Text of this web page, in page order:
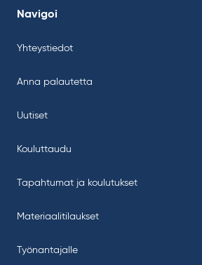
Navigoi
Yhteystiedot
Anna palautetta
Uutiset
Kouluttaudu
Tapahtumat ja koulutukset
Materiaalitilaukset
Työnantajalle